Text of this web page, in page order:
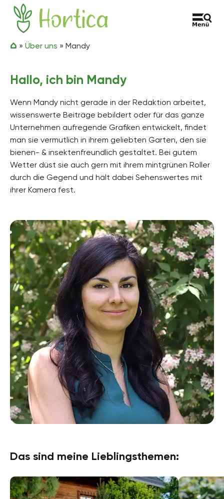
Zum Inhalt springen
Hortica
» Über uns » Mandy
Hallo, ich bin Mandy
Wenn Mandy nicht gerade in der Redaktion arbeitet,
wissenswerte Beiträge bebildert oder für das ganze
Unternehmen aufregende Grafiken entwickelt, findet
man sie vermutlich in ihrem geliebten Garten, den sie
bienen- & insektenfreundlich gestaltet. Bei gutem
Wetter düst sie auch gern mit ihrem mintgrünen Roller
durch die Gegend und hält dabei Sehenswertes mit
ihrer Kamera fest.
Das sind meine Lieblingsthemen: